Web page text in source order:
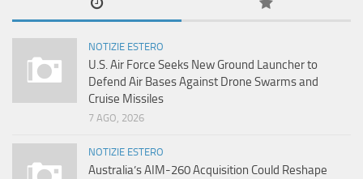
NOTIZIE ESTERO
U.S. Air Force Seeks New Ground Launcher to
Defend Air Bases Against Drone Swarms and
Cruise Missiles
7 AGO, 2026
NOTIZIE ESTERO
Australia’s AIM-260 Acquisition Could Reshape